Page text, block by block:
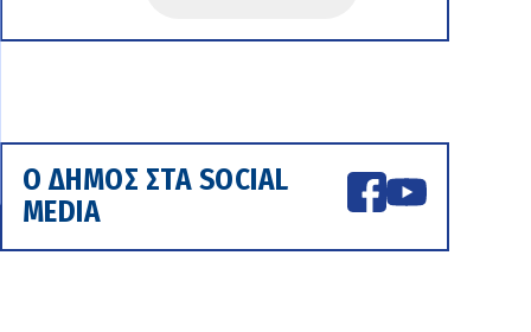
Ο ΔΗΜΟΣ ΣΤΑ SOCIAL
MEDIA